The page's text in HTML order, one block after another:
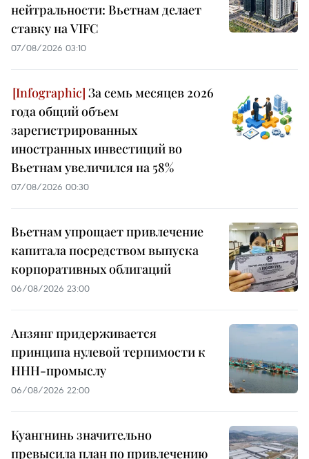
нейтральности: Вьетнам делает
ставку на VIFC
07/08/2026 03:10
За семь месяцев 2026
года общий объем
зарегистрированных
иностранных инвестиций во
Вьетнам увеличился на 58%
07/08/2026 00:30
Вьетнам упрощает привлечение
капитала посредством выпуска
корпоративных облигаций
06/08/2026 23:00
Анзянг придерживается
принципа нулевой терпимости к
ННН-промыслу
06/08/2026 22:00
Куангнинь значительно
превысила план по привлечению